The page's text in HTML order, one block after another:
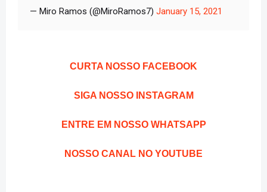
— Miro Ramos (@MiroRamos7) January 15, 2021
CURTA NOSSO FACEBOOK
SIGA NOSSO INSTAGRAM
ENTRE EM NOSSO WHATSAPP
NOSSO CANAL NO YOUTUBE